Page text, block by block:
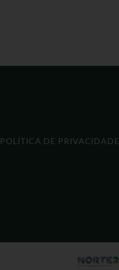
POLÍTICA DE PRIVACIDADE